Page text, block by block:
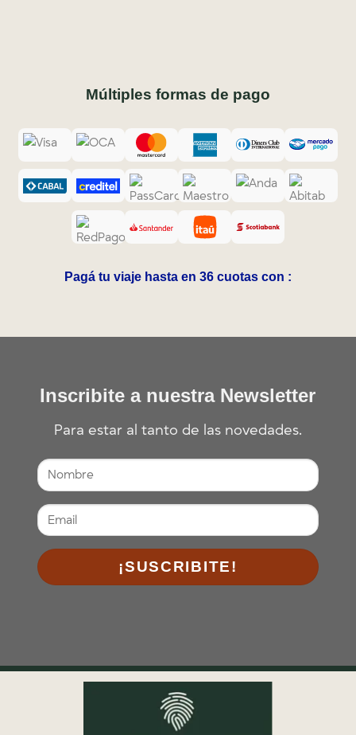
Múltiples formas de pago
Pagá tu viaje hasta en 36 cuotas con :
Inscribite a nuestra Newsletter
Para estar al tanto de las novedades.